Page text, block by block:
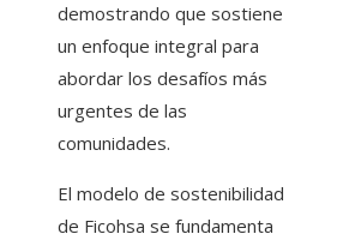
demostrando que sostiene
un enfoque integral para
abordar los desafíos más
urgentes de las
comunidades.
El modelo de sostenibilidad
de Ficohsa se fundamenta